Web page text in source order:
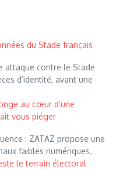
du Stade français
attaque contre le Stade
d’identité, avant une
au cœur d’une
vous piéger
: ZATAZ propose une
faibles numériques.
le terrain électoral